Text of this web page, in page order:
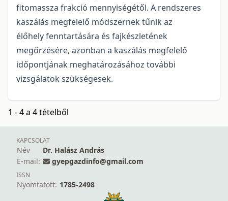
fitomassza frakció mennyiségétől. A rendszeres
kaszálás megfelelő módszernek tűnik az
élőhely fenntartására és fajkészletének
megőrzésére, azonban a kaszálás megfelelő
időpontjának meghatározásához további
vizsgálatok szükségesek.
1 - 4 a 4 tételből
KAPCSOLAT
Név
Dr. Halász András
E-mail:
gyepgazdinfo@gmail.com
ISSN
Nyomtatott: 1785-2498